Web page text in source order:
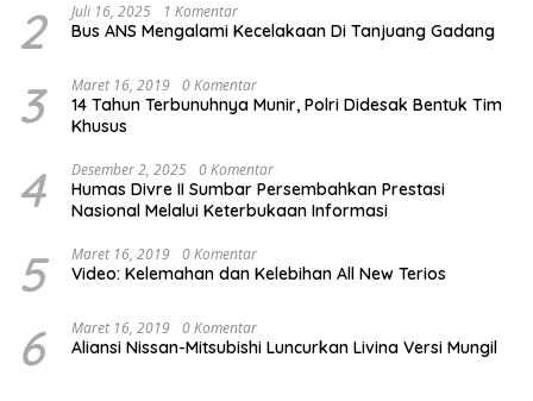
2 Juli 16, 2025 1 Komentar
Bus ANS Mengalami Kecelakaan Di Tanjuang Gadang
3 Maret 16, 2019 0 Komentar
14 Tahun Terbunuhnya Munir, Polri Didesak Bentuk Tim
Khusus
4 Desember 2, 2025 0 Komentar
Humas Divre II Sumbar Persembahkan Prestasi
Nasional Melalui Keterbukaan Informasi
5 Maret 16, 2019 0 Komentar
Video: Kelemahan dan Kelebihan All New Terios
6 Maret 16, 2019 0 Komentar
Aliansi Nissan-Mitsubishi Luncurkan Livina Versi Mungil